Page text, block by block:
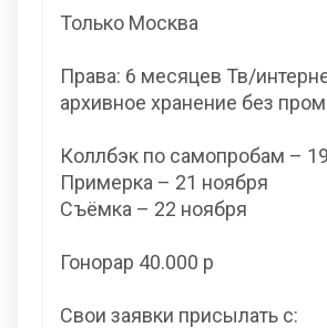
Только Москва
Права: 6 месяцев Тв/
архивное хранение без
Коллбэк по самопробам –
Примерка – 21 ноября
Съёмка – 22 ноября
Гонорар 40.000 р
Свои заявки присылать с: